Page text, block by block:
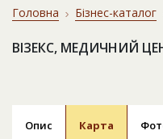
Головна Бізнес-каталог
ВІЗЕКС, МЕДИЧНИЙ
Опис Карта